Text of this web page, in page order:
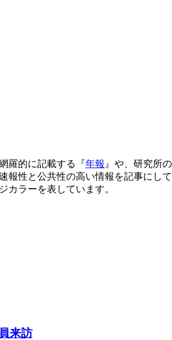
羅的に記載する『年報 』や、研究所
報性と公共性の高い情報を記事にし
カラーを表しています。
来訪